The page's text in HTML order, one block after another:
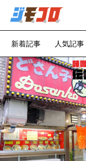
新着記事 人気記事